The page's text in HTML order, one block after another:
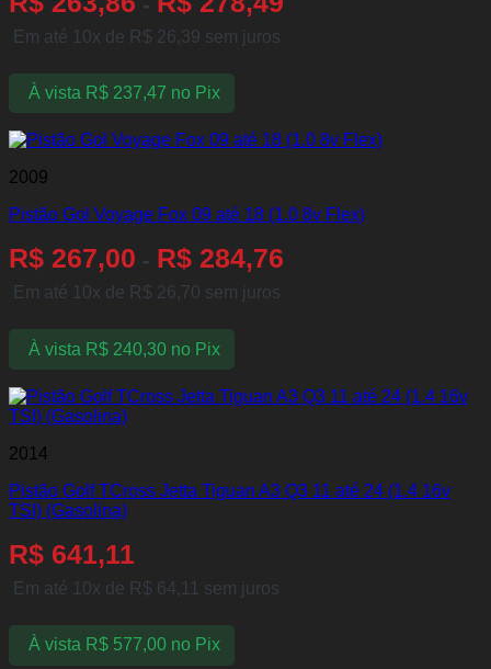
Em até 10x de R$ 26,39 sem juros
À vista R$237,47 no Pix
2009
Pistão Gol Voyage Fox 09 até 18 (1.0 8v Flex)
R$ 267,00 - R$ 284,76
Em até 10x de R$ 26,70 sem juros
À vista R$240,30 no Pix
2014
Pistão Golf TCross Jetta Tiguan A3 Q3 11 até 24 (1.4 16v
TSI) (Gasolina)
R$ 641,11
Em até 10x de R$ 64,11 sem juros
À vista R$577,00 no Pix